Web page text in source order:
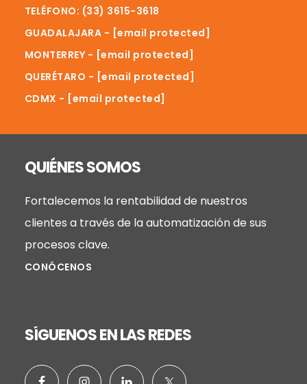
TELÉFONO: (33) 3615-3618
GUADALAJARA - [email protected]
MONTERREY - [email protected]
QUERÉTARO - [email protected]
CDMX - [email protected]
QUIÉNES SOMOS
Fortalecemos la rentabilidad de nuestros
clientes a través de la automatización de sus
procesos clave.
CONÓCENOS
SÍGUENOS EN LAS REDES